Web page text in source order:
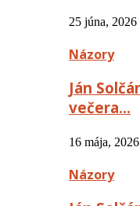
25 júna, 2026
Názory
Ján
večera…
16 mája, 2026
Názory